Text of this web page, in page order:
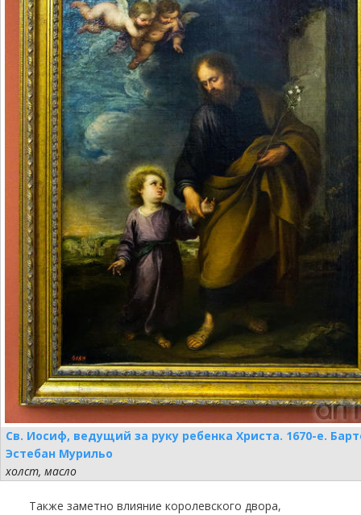
Св. Иосиф, ведущий за руку ребенка Христа. 1670-е.
Эстебан Мурильо
холст, масло
Также заметно влияние королевского двора,